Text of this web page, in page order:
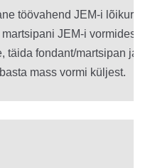
töövahend JEM-i
JEM-i vormidest
täida fondant/martsipan ja
mass vormi küljest.